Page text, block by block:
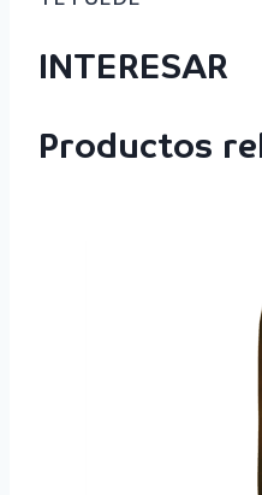
INTERESAR
Productos